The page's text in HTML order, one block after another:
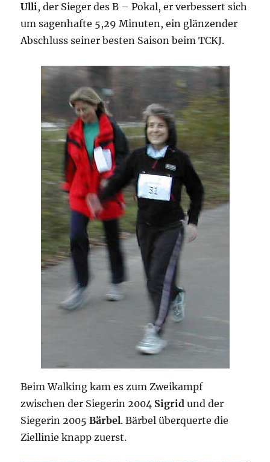
Ulli, der Sieger des B – Pokal, er verbessert sich
um sagenhafte 5,29 Minuten, ein glänzender
Abschluss seiner besten Saison beim TCKJ.
Beim Walking kam es zum Zweikampf
zwischen der Siegerin 2004 Sigrid und der
Siegerin 2005Bärbel. Bärbel überquerte die
Ziellinie knapp zuerst.